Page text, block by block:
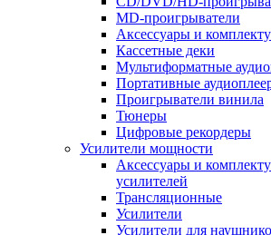
MD-проигрыватели
Аксессуары и
Кассетные деки
Мультиформатные
Портативные
Проигрыватели винила
Тюнеры
Цифровые рекордеры
Усилители мощности
Аксессуары и
усилителей
Трансляционные
Усилители
Усилители для